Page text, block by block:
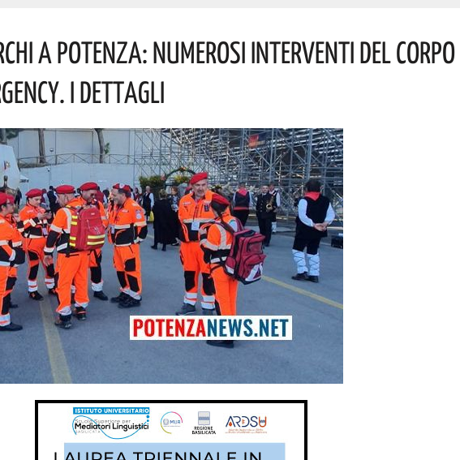
DI CRISTO, SI CELEBRA SAN SALVATORE! AUGURI A CHI PORTA IL SUO NOME
DEL CANONE CHE RUBA DATI E CARTE DELLE PERSONE
A Potenza: Numerosi Interventi Del Corpo
I Dettagli